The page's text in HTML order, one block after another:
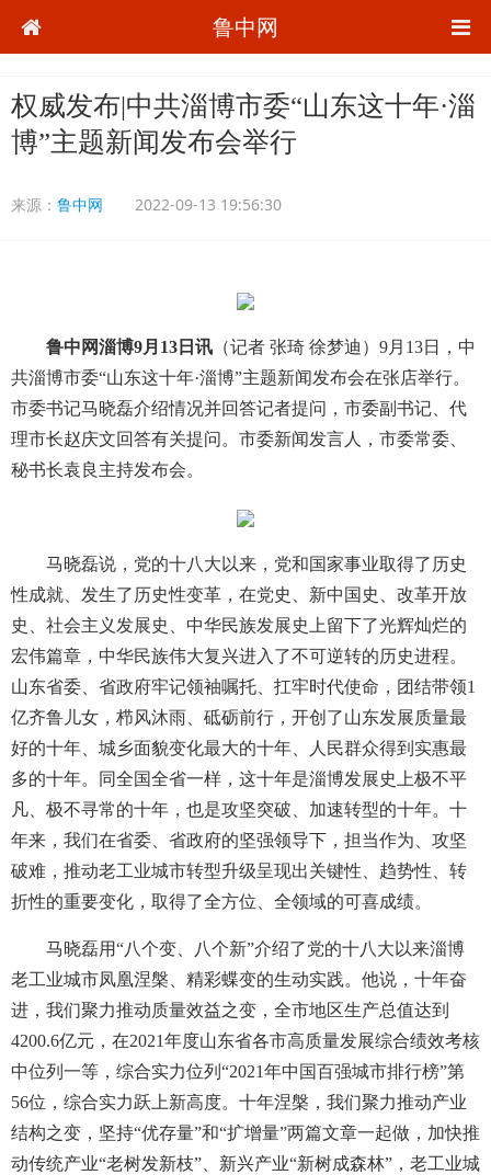
鲁中网
权威发布|中共淄博市委“山东这十年·淄
博”主题新闻发布会举行
来源： 鲁中网 2022-09-13 19:56:30
鲁中网淄博9月13日讯 （记者 张琦 徐梦迪）9月13日，中
共淄博市委“山东这十年·淄博”主题新闻发布会在张店举行。
市委书记马晓磊介绍情况并回答记者提问，市委副书记、代
理市长赵庆文回答有关提问。市委新闻发言人，市委常委、
秘书长袁良主持发布会。
马晓磊说，党的十八大以来，党和国家事业取得了历史
性成就、发生了历史性变革，在党史、新中国史、改革开放
史、社会主义发展史、中华民族发展史上留下了光辉灿烂的
宏伟篇章，中华民族伟大复兴进入了不可逆转的历史进程。
山东省委、省政府牢记领袖嘱托、扛牢时代使命，团结带领1
亿齐鲁儿女，栉风沐雨、砥砺前行，开创了山东发展质量最
好的十年、城乡面貌变化最大的十年、人民群众得到实惠最
多的十年。同全国全省一样，这十年是淄博发展史上极不平
凡、极不寻常的十年，也是攻坚突破、加速转型的十年。十
年来，我们在省委、省政府的坚强领导下，担当作为、攻坚
破难，推动老工业城市转型升级呈现出关键性、趋势性、转
折性的重要变化，取得了全方位、全领域的可喜成绩。
马晓磊用“八个变、八个新”介绍了党的十八大以来淄博
老工业城市凤凰涅槃、精彩蝶变的生动实践。他说，十年奋
进，我们聚力推动质量效益之变，全市地区生产总值达到
4200.6亿元，在2021年度山东省各市高质量发展综合绩效考核
中位列一等，综合实力位列“2021年中国百强城市排行榜”第
56位，综合实力跃上新高度。十年涅槃，我们聚力推动产业
结构之变，坚持“优存量”和“扩增量”两篇文章一起做，加快推
动传统产业“老树发新枝”、新兴产业“新树成森林”，老工业城